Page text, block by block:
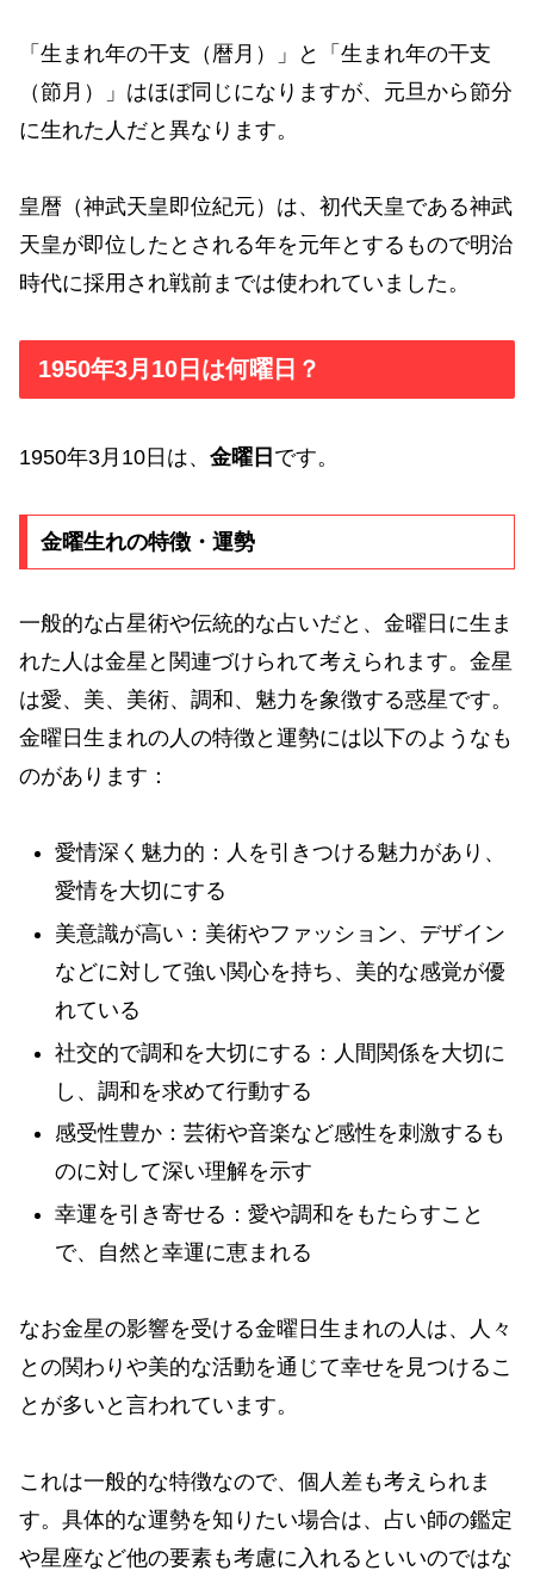
「生まれ年の干支（暦月）」と「生まれ年の干支
（節月）」はほぼ同じになりますが、元旦から節分
に生れた人だと異なります。
皇暦（神武天皇即位紀元）は、初代天皇である神武
天皇が即位したとされる年を元年とするもので明治
時代に採用され戦前までは使われていました。
1950年3月10日は何曜日？
1950年3月10日は、 金曜日 です。
金曜生れの特徴・運勢
一般的な占星術や伝統的な占いだと、金曜日に生ま
れた人は金星と関連づけられて考えられます。金星
は愛、美、美術、調和、魅力を象徴する惑星です。
金曜日生まれの人の特徴と運勢には以下のようなも
のがあります：
愛情深く魅力的：人を引きつける魅力があり、
愛情を大切にする
美意識が高い：美術やファッション、デザイン
などに対して強い関心を持ち、美的な感覚が優
れている
社交的で調和を大切にする：人間関係を大切に
し、調和を求めて行動する
感受性豊か：芸術や音楽など感性を刺激するも
のに対して深い理解を示す
幸運を引き寄せる：愛や調和をもたらすこと
で、自然と幸運に恵まれる
なお金星の影響を受ける金曜日生まれの人は、人々
との関わりや美的な活動を通じて幸せを見つけるこ
とが多いと言われています。
これは一般的な特徴なので、個人差も考えられま
す。具体的な運勢を知りたい場合は、占い師の鑑定
や星座など他の要素も考慮に入れるといいのではな